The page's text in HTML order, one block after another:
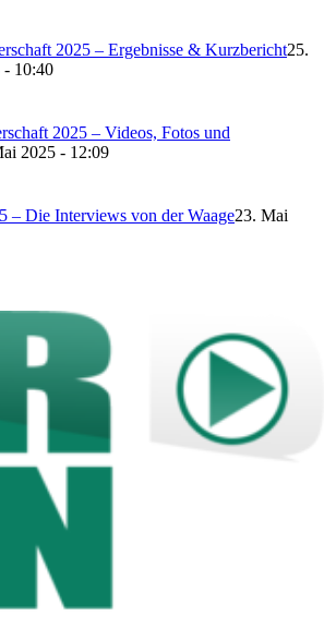
2025 – Ergebnisse & Kurzbericht25.
- 10:40
2025 – Videos, Fotos und
2025 - 12:09
Die Interviews von der Waage23. Mai